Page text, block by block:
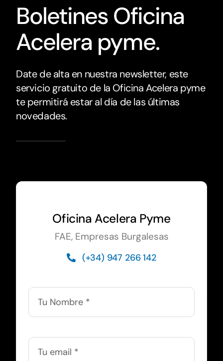
Boletines Oficina
Acelera pyme.
Date de alta en nuestra newsletter, este
servicio gratuito de la Oficina Acelera pyme
te permitirá estar al día de las últimas
novedades.
Oficina Acelera Pyme
FAE, Empresas Burgalesas
(+34) 947 266 142